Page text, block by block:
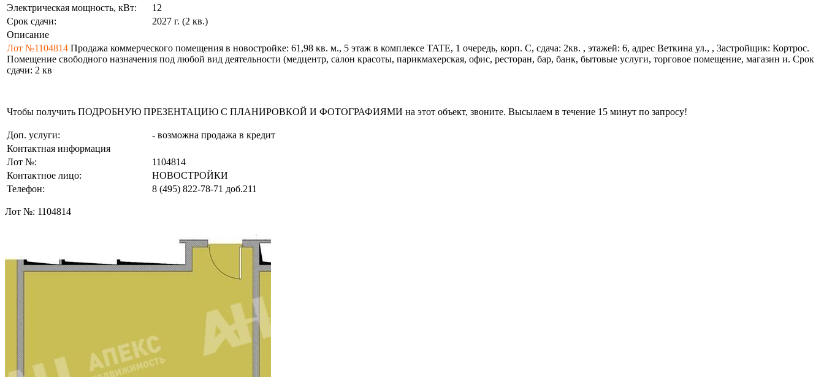
Электрическая мощность, кВт:
12
Срок сдачи:
2027 г. (2 кв.)
Описание
Лот №1104814 Продажа коммерческого помещения в новостройке: 61,98 кв. м., 5 этаж в комплексе TATE, 1 очередь, корп. С, сдача: 2кв. , этажей: 6, адрес Веткина ул., , Застройщик: Кортрос.
Помещение свободного назначения под любой вид деятельности (медцентр, салон красоты, парикмахерская, офис, ресторан, бар, банк, бытовые услуги, торговое помещение, магазин и. Срок
сдачи: 2 кв
Чтобы получить ПОДРОБНУЮ ПРЕЗЕНТАЦИЮ С ПЛАНИРОВКОЙ И ФОТОГРАФИЯМИ на этот объект, звоните. Высылаем в течение 15 минут по запросу!
Доп. услуги:
- возможна продажа в кредит
Контактная информация
Лот №:
1104814
Контактное лицо:
НОВОСТРОЙКИ
Телефон:
8 (495) 822-78-71 доб.211
Лот №: 1104814